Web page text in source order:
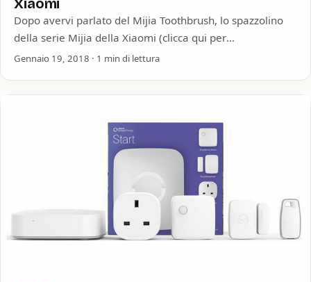
Xiaomi
Dopo avervi parlato del Mijia Toothbrush, lo spazzolino
della serie Mijia della Xiaomi (clicca qui per
approfondire), oggi vi presentiamo l’ultima novità…
Gennaio 19, 2018 · 1 min di lettura